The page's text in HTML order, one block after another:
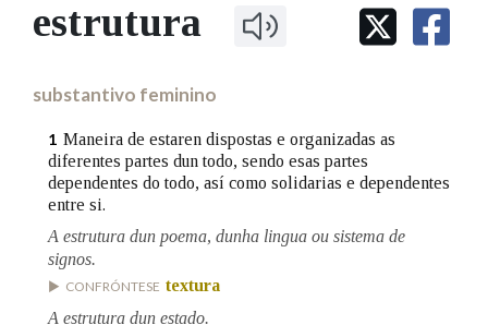
IDENTIDADE CORPORATIVA
MARCIAL DEL ADALID
FIGURAS HOMENAXEADAS
PRIMAVERA DAS LETRAS
PORTAL DAS PALABRAS
Facebook
TwitterYoutubeInstagram
Bluesky
BUSCAR NOS LEMAS
Remata por
Contén
estrutura
substantivo feminino
1 Maneira de estaren dispostas e organizadas as
diferentes partes dun todo, sendo esas partes
dependentes do todo, así como solidarias e dependentes
entre si.
A estrutura dun poema, dunha lingua ou sistema de
signos.
CONFRÓNTESE textura
A estrutura dun estado.